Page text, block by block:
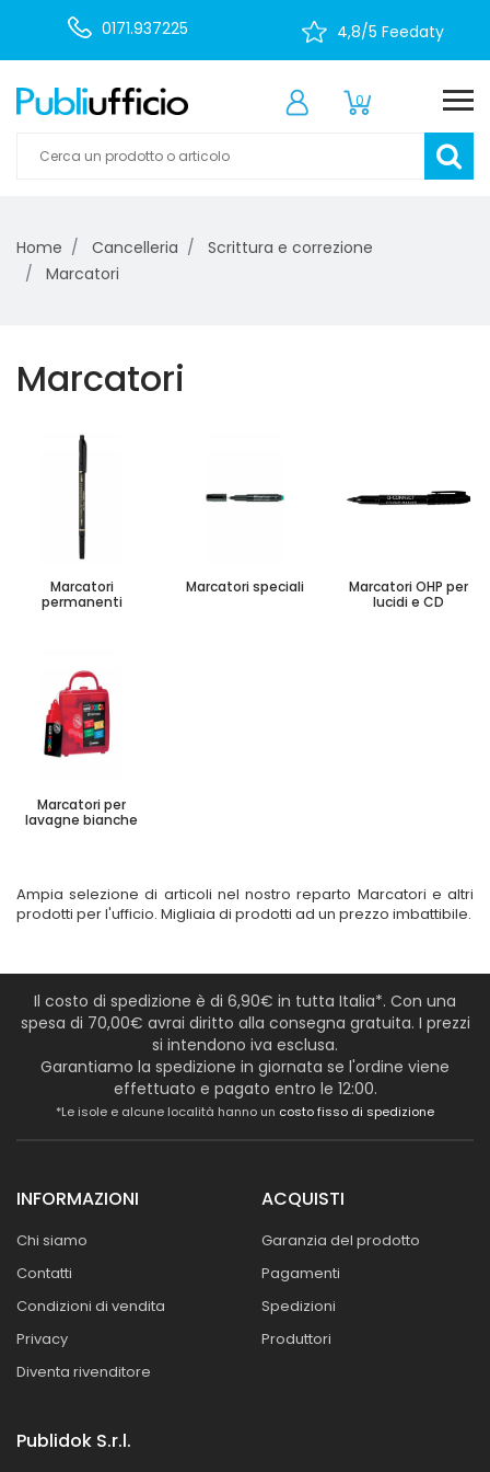
0171.937225 4,8/5 Feedaty
0
Home Cancelleria
Scrittura e correzione
Marcatori
Marcatori
Marcatori
permanenti
Marcatori speciali
Marcatori OHP per
lucidi e CD
Marcatori per
lavagne bianche
Ampia selezione di articoli nel nostro reparto Marcatori e altri
prodotti per l'ufficio. Migliaia di prodotti ad un prezzo imbattibile.
Il costo di spedizione è di 6,90€ in tutta Italia*. Con una
spesa di 70,00€ avrai diritto alla consegna gratuita. I prezzi
si intendono iva esclusa.
Garantiamo la spedizione in giornata se l'ordine viene
effettuato e pagato entro le 12:00.
*Le isole e alcune località hanno un costo fisso di spedizione
INFORMAZIONI
Chi siamo
Contatti
Condizioni di vendita
Privacy
Diventa rivenditore
ACQUISTI
Garanzia del prodotto
Pagamenti
Spedizioni
Produttori
Publidok S.r.l.